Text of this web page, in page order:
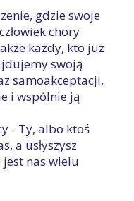
gdzie swoje
chory
każdy, kto już
swoją
samoakceptacji,
i wspólnie ją
- Ty, albo ktoś
a usłyszysz
nas wielu